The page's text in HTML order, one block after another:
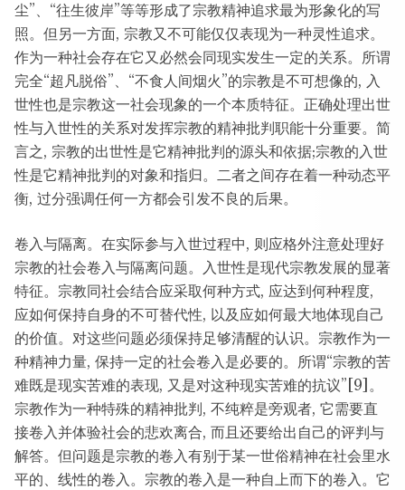
尘”、“往生彼岸”等等形成了宗教精神追求最为形象化的写
照。但另一方面, 宗教又不可能仅仅表现为一种灵性追求。
作为一种社会存在它又必然会同现实发生一定的关系。所谓
完全“超凡脱俗”、“不食人间烟火”的宗教是不可想像的, 入
世性也是宗教这一社会现象的一个本质特征。正确处理出世
性与入世性的关系对发挥宗教的精神批判职能十分重要。简
言之, 宗教的出世性是它精神批判的源头和依据;宗教的入世
性是它精神批判的对象和指归。二者之间存在着一种动态平
衡, 过分强调任何一方都会引发不良的后果。
卷入与隔离。在实际参与入世过程中, 则应格外注意处理好
宗教的社会卷入与隔离问题。入世性是现代宗教发展的显著
特征。宗教同社会结合应采取何种方式, 应达到何种程度,
应如何保持自身的不可替代性, 以及应如何最大地体现自己
的价值。对这些问题必须保持足够清醒的认识。宗教作为一
种精神力量, 保持一定的社会卷入是必要的。所谓“宗教的苦
难既是现实苦难的表现, 又是对这种现实苦难的抗议”[9]。
宗教作为一种特殊的精神批判, 不纯粹是旁观者, 它需要直
接卷入并体验社会的悲欢离合, 而且还要给出自己的评判与
解答。但问题是宗教的卷入有别于某一世俗精神在社会里水
平的、线性的卷入。宗教的卷入是一种自上而下的卷入。它